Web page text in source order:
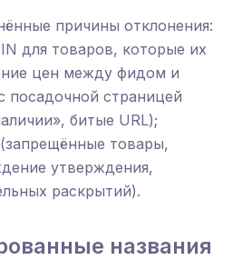
причины отклонения:
для товаров, которые их
цен между фидом и
посадочной страницей
битые URL);
товары,
утверждения,
раскрытий).
названия